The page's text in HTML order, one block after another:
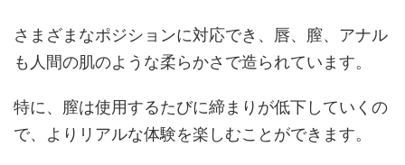
さまざまなポジションに対応でき、唇、膣、アナル
も人間の肌のような柔らかさで造られています。
特に、膣は使用するたびに締まりが低下していくの
で、よりリアルな体験を楽しむことができます。